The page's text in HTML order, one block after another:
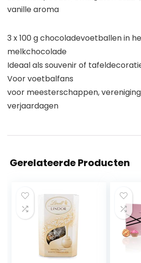
vanille aroma
3 x 100 g chocoladevoetballen in
melkchocolade
Ideaal als souvenir of
Voor voetbalfans
voor meesterschappen,
verjaardagen
Gerelateerde Producten